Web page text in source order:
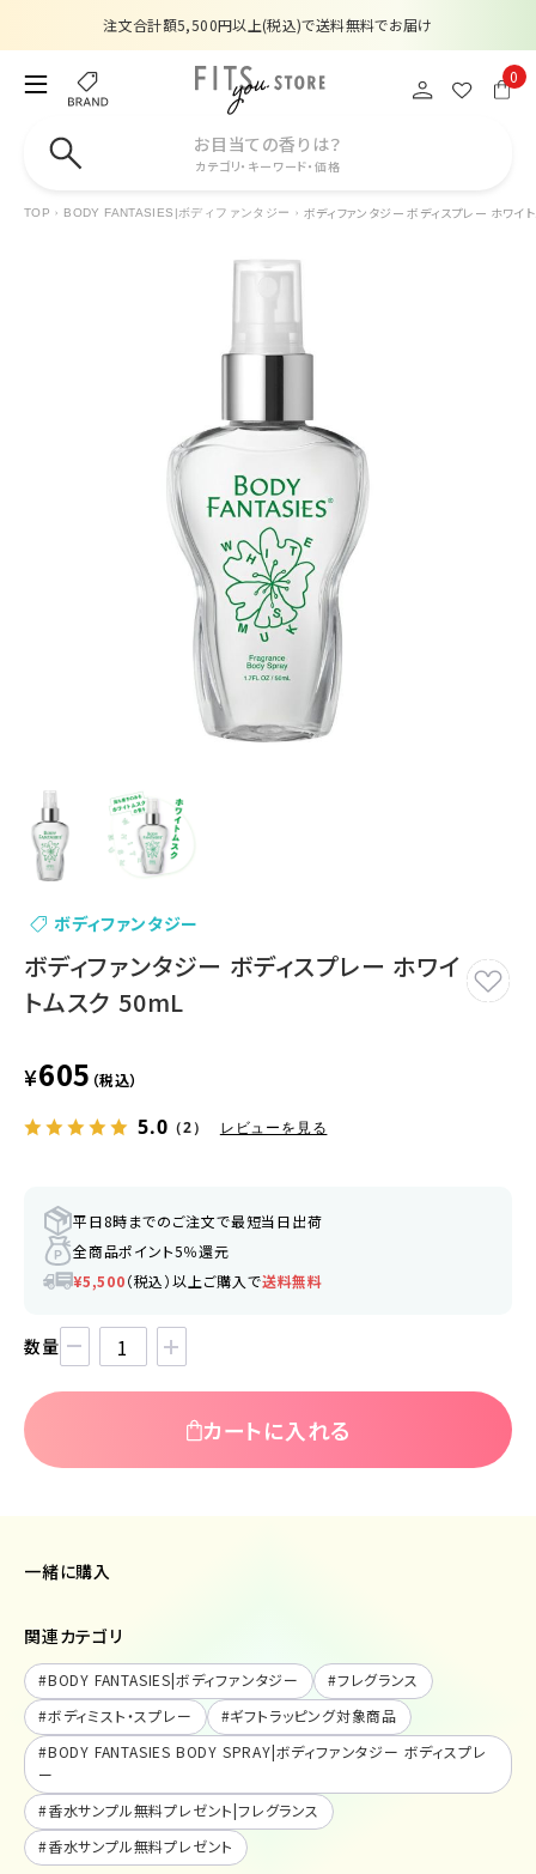
注文合計額5,500円以上(税込)で送料無料でお届け
夏季休業のお知らせ
【数量限定】購入金額6,000円(税込)以上で香水サンプルプレゼント
注文合計額5,500円以上(税込)で送料無料でお届け
0
お目当ての香りは？
カテゴリ・キーワード・価格
TOP BODY FANTASIES|ボディファンタジー ボディファンタジー ボディスプレー ホワイ
ボディファンタジー
ボディファンタジー ボディスプレー ホワイ
トムスク 50mL
¥605 （税込）
5.0 （2） レビューを見る
平日8時までのご注文で最短当日出荷
全商品ポイント5％還元
¥5,500（税込）以上ご購入で送料無料
数量
カートに入れる
一緒に購入
関連カテゴリ
#BODY FANTASIES|ボディファンタジー #フレグランス
#ボディミスト・スプレー #ギフトラッピング対象商品
#BODY FANTASIES BODY SPRAY|ボディファンタジー ボディスプレ
ー
#香水サンプル無料プレゼント|フレグランス
#香水サンプル無料プレゼント